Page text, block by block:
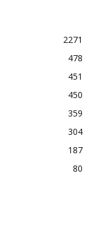
2271
478
451
450
359
304
187
80